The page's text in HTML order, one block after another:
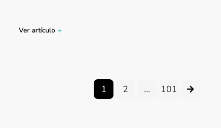
Ver artículo +
1 2 … 101